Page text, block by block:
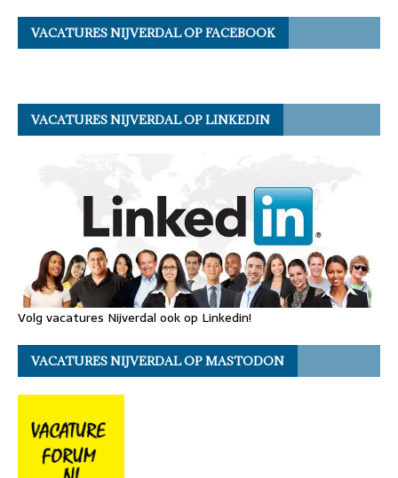
VACATURES NIJVERDAL OP FACEBOOK
VACATURES NIJVERDAL OP LINKEDIN
Volg vacatures Nijverdal ook op Linkedin!
VACATURES NIJVERDAL OP MASTODON